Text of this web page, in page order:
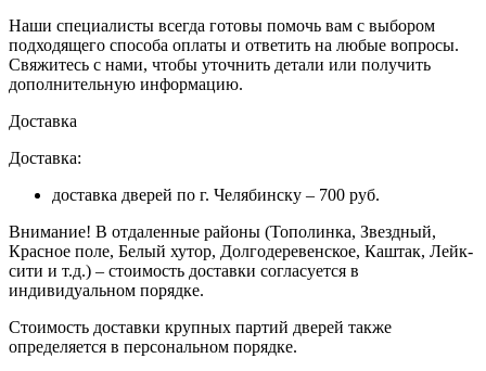
Наши специалисты всегда готовы помочь вам с выбором
подходящего способа оплаты и ответить на любые вопросы.
Свяжитесь с нами, чтобы уточнить детали или получить
дополнительную информацию.
Доставка
Доставка:
доставка дверей по г. Челябинску – 700 руб.
Внимание! В отдаленные районы (Тополинка, Звездный,
Красное поле, Белый хутор, Долгодеревенское, Каштак, Лейк-
сити и т.д.) – стоимость доставки согласуется в
индивидуальном порядке.
Стоимость доставки крупных партий дверей также
определяется в персональном порядке.